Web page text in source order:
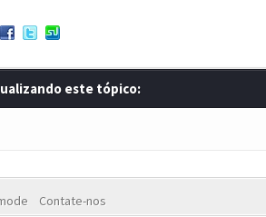
este tópico:
Contate-nos